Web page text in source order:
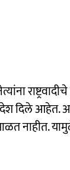
दिले आहेत.
नाहीत.